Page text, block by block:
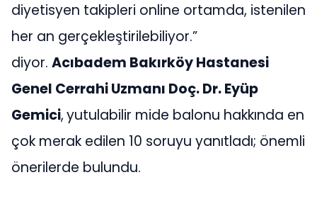
diyetisyen takipleri online ortamda, istenilen
her an gerçekleştirilebiliyor.”
diyor. Acıbadem Bakırköy Hastanesi
Genel Cerrahi Uzmanı Doç. Dr. Eyüp
Gemici,yutulabilir mide balonu hakkında en
çok merak edilen 10 soruyu yanıtladı; önemli
önerilerde bulundu.